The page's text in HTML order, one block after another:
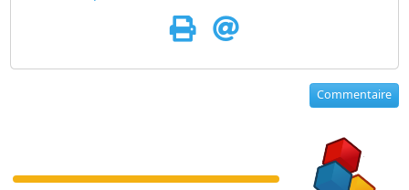
Commentaire